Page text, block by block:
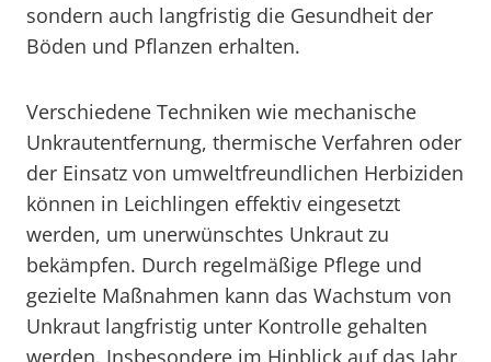
sondern auch langfristig die Gesundheit der
Böden und Pflanzen erhalten.
Verschiedene Techniken wie mechanische
Unkrautentfernung, thermische Verfahren oder
der Einsatz von umweltfreundlichen Herbiziden
können in Leichlingen effektiv eingesetzt
werden, um unerwünschtes Unkraut zu
bekämpfen. Durch regelmäßige Pflege und
gezielte Maßnahmen kann das Wachstum von
Unkraut langfristig unter Kontrolle gehalten
werden. Insbesondere im Hinblick auf das Jahr